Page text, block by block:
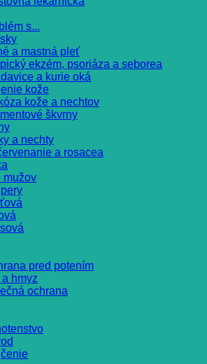
s...
a mastná pleť
ekzém, psoriáza a seborea
a kurie oká
kože
kože a nechtov
škvrny
a nechty
a rosacea
mužov
pred potením
hmyz
ochrana